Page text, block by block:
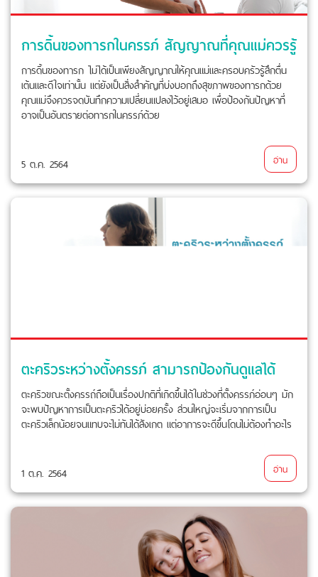
การดิ้นของทารกในครรภ์ สัญญาณที่คุณแม่ควรรู้
การดิ้นของทารก ไม่ได้เป็นเพียงสัญญาณให้คุณแม่และครอบครัวรู้สึกตื่น
เต้นและดีใจเท่านั้น แต่ยังเป็นสิ่งสำคัญที่บ่งบอกถึงสุขภาพของทารกด้วย
คุณแม่จึงควรจดบันทึกความเปลี่ยนแปลงไว้อยู่เสมอ เพื่อป้องกันปัญหาที่
อาจเป็นอันตรายต่อทารกในครรภ์ด้วย
5 ต.ค. 2564 อ่าน
ตะคริวระหว่างตั้งครรภ์ สามารถป้องกันดูแลได้
ตะคริวขณะตั้งครรถ์ถือเป็นเรื่องปกติที่เกิดขึ้นได้ในช่วงที่ตั้งครรภ์อ่อนๆ มัก
จะพบปัญหาการเป็นตะคริวได้อยู่บ่อยครั้ง ส่วนใหญ่จะเริ่มจากการเป็น
ตะคริวเล็กน้อยจนแทบจะไม่ทันได้สังเกต แต่อาการจะดีขึ้นโดนไม่ต้องทำอะไร
1 ต.ค. 2564 อ่าน